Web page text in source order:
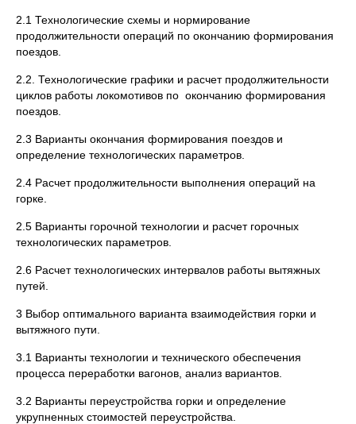
2.1 Технологические схемы и нормирование
продолжительности операций по окончанию формирования
поездов.
2.2. Технологические графики и расчет продолжительности
циклов работы локомотивов по окончанию формирования
поездов.
2.3 Варианты окончания формирования поездов и
определение технологических параметров.
2.4 Расчет продолжительности выполнения операций на
горке.
2.5 Варианты горочной технологии и расчет горочных
технологических параметров.
2.6 Расчет технологических интервалов работы вытяжных
путей.
3 Выбор оптимального варианта взаимодействия горки и
вытяжного пути.
3.1 Варианты технологии и технического обеспечения
процесса переработки вагонов, анализ вариантов.
3.2 Варианты переустройства горки и определение
укрупненных стоимостей переустройства.